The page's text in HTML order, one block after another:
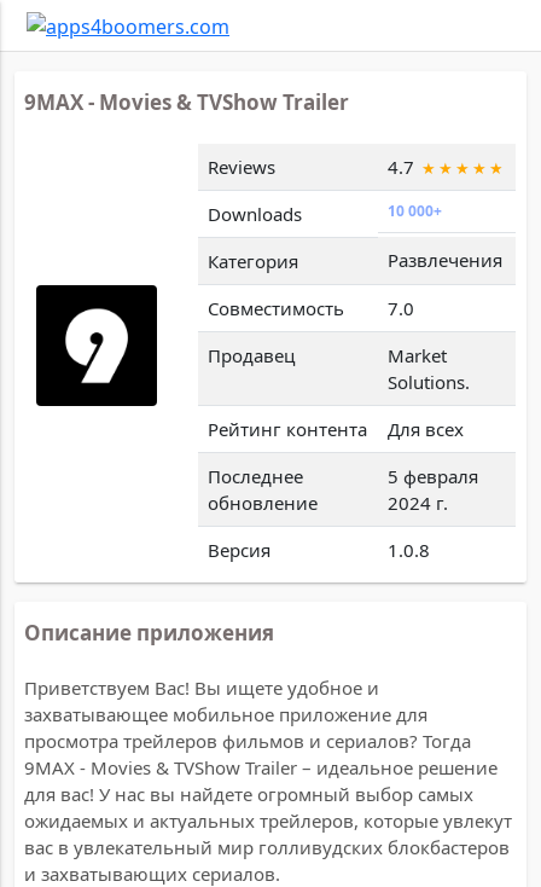
9MAX - Movies & TVShow Trailer
Reviews
4.7
Downloads
10 000+
Категория
Развлечения
Совместимость
7.0
Продавец
Market
Solutions.
Рейтинг контента
Для всех
Последнее
обновление
5 февраля
2024 г.
Версия
1.0.8
Описание приложения
Приветствуем Вас! Вы ищете удобное и
захватывающее мобильное приложение для
просмотра трейлеров фильмов и сериалов? Тогда
9MAX - Movies & TVShow Trailer – идеальное решение
для вас! У нас вы найдете огромный выбор самых
ожидаемых и актуальных трейлеров, которые увлекут
вас в увлекательный мир голливудских блокбастеров
и захватывающих сериалов.